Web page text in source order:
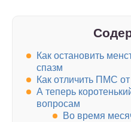
Как остановить
спазм
Как отличить ПМС
А теперь
вопросам
Во время